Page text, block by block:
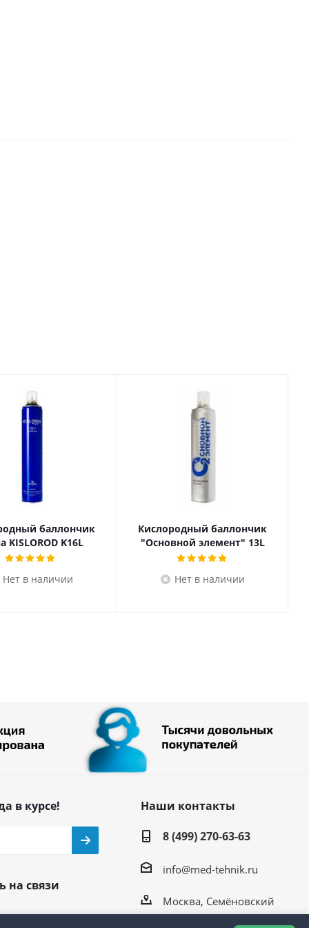
баллончик
KISLOROD K16L
Нет в наличии
Кислородный баллончик
"Основной элемент" 13L
Нет в наличии
в курсе!
на связи
Наши контакты
8 (499) 270-63-63
info@med-tehnik.ru
Москва, Семёновский
переулок, д. 15